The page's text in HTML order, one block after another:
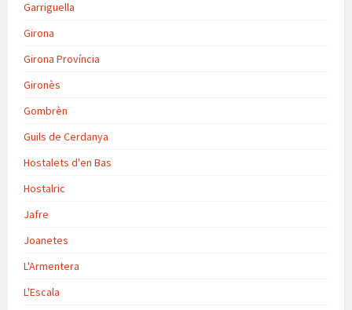
Garriguella
Girona
Girona Província
Gironès
Gombrèn
Guils de Cerdanya
Hostalets d'en Bas
Hostalric
Jafre
Joanetes
L'Armentera
L'Escala